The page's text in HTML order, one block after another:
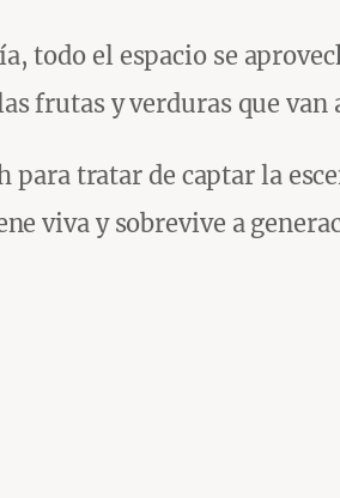
todo el espacio se
frutas y verduras que van
tratar de captar la
viva y sobrevive a